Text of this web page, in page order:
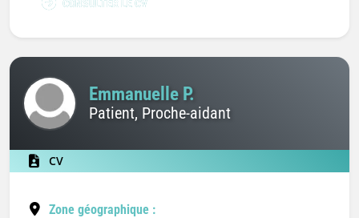
CONSULTER LE CV
Emmanuelle P.
Patient, Proche-aidant
CV
Zone géographique :